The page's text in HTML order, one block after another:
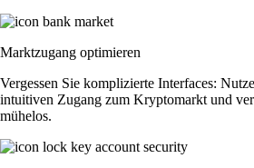
Marktzugang optimieren
Vergessen Sie komplizierte Interfaces:
intuitiven Zugang zum Kryptomarkt und
mühelos.